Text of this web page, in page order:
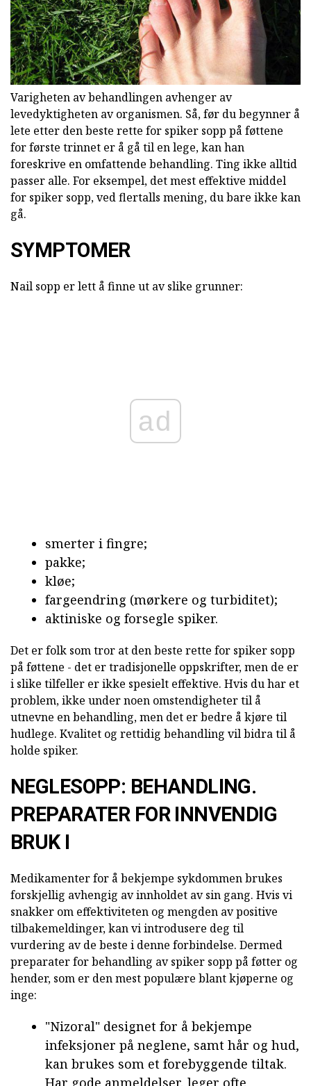
Varigheten av behandlingen avhenger av
levedyktigheten av organismen. Så, før du begynner å
lete etter den beste rette for spiker sopp på føttene
for første trinnet er å gå til en lege, kan han
foreskrive en omfattende behandling. Ting ikke alltid
passer alle. For eksempel, det mest effektive middel
for spiker sopp, ved flertalls mening, du bare ikke kan
gå.
SYMPTOMER
Nail sopp er lett å finne ut av slike grunner:
ad
smerter i fingre;
pakke;
kløe;
fargeendring (mørkere og turbiditet);
aktiniske og forsegle spiker.
Det er folk som tror at den beste rette for spiker sopp
på føttene - det er tradisjonelle oppskrifter, men de er
i slike tilfeller er ikke spesielt effektive. Hvis du har et
problem, ikke under noen omstendigheter til å
utnevne en behandling, men det er bedre å kjøre til
hudlege. Kvalitet og rettidig behandling vil bidra til å
holde spiker.
NEGLESOPP: BEHANDLING.
PREPARATER FOR INNVENDIG
BRUK I
Medikamenter for å bekjempe sykdommen brukes
forskjellig avhengig av innholdet av sin gang. Hvis vi
snakker om effektiviteten og mengden av positive
tilbakemeldinger, kan vi introdusere deg til
vurdering av de beste i denne forbindelse. Dermed
preparater for behandling av spiker sopp på føtter og
hender, som er den mest populære blant kjøperne og
inge:
"Nizoral" designet for å bekjempe
infeksjoner på neglene, samt hår og hud,
kan brukes som et forebyggende tiltak.
Har gode anmeldelser, leger ofte